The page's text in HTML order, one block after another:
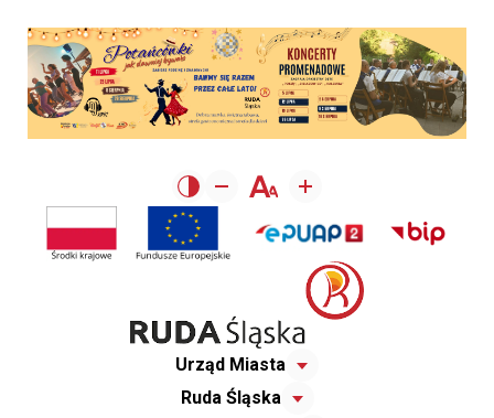
Urząd Miasta
Ruda Śląska